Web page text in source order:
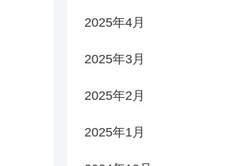
2025年4月
2025年3月
2025年2月
2025年1月